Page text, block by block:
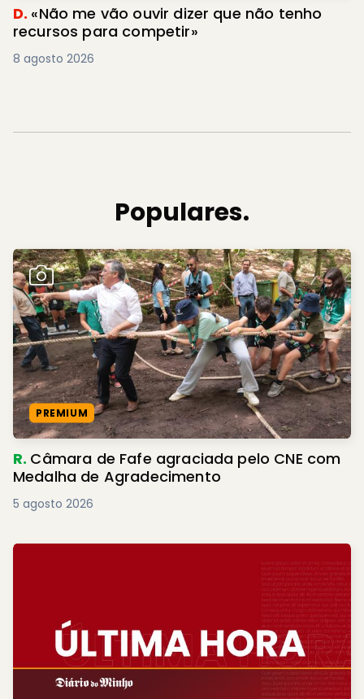
D. «Não me vão ouvir dizer que não tenho
recursos para competir»
8 agosto 2026
Populares.
PREMIUM
R. Câmara de Fafe agraciada pelo CNE com
Medalha de Agradecimento
5 agosto 2026